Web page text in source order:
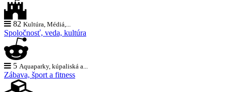
82 Kultúra, Médiá,...
Spoločnosť, veda, kultúra
5 Aquaparky, kúpaliská a...
Zábava, šport a fitness